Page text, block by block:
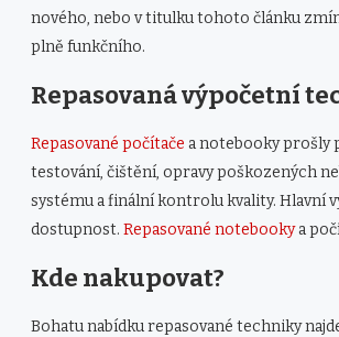
nového, nebo v titulku tohoto článku
plně funkčního.
Repasovaná výpočetní
Repasované počítače a notebooky prošly
testování, čištění, opravy poškozených
systému a finální kontrolu kvality. Hlavní
dostupnost. Repasované notebookya
Kde nakupovat?
Bohatu nabídku repasované techniky